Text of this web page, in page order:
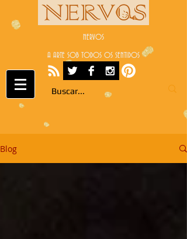
NERVOS
A ARTE SOB TODOS OS SENTIDOS
Blog